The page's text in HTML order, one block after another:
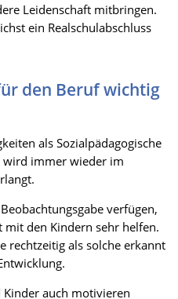
Leidenschaft mitbringen.
ein Realschulabschluss
den Beruf wichtig
als Sozialpädagogische
wird immer wieder im
verfügen,
den Kindern sehr helfen.
rechtzeitig als solche erkannt
auch motivieren